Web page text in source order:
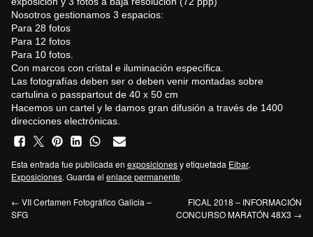
Nosotros gestionamos 3 espacios:
Para 28 fotos
Para 12 fotos
Para 10 fotos.
Con marcos con cristal e iluminación específica.
Las fotografías deben ser o deben venir montadas sobre
cartulina o passpartout de 40 x 50 cm
Hacemos un cartel y le damos gran difusión a través de 1400
direcciones electrónicas.
Esta entrada fue publicada en exposicionesy etiquetada Eibar,
Exposiciones. Guarda el enlace permanente.
← VII Certamen Fotográfico Galicia –
SFG
FICAL 2018 – INFORMACIÓN
CONCURSO MARATÓN 48X3 →